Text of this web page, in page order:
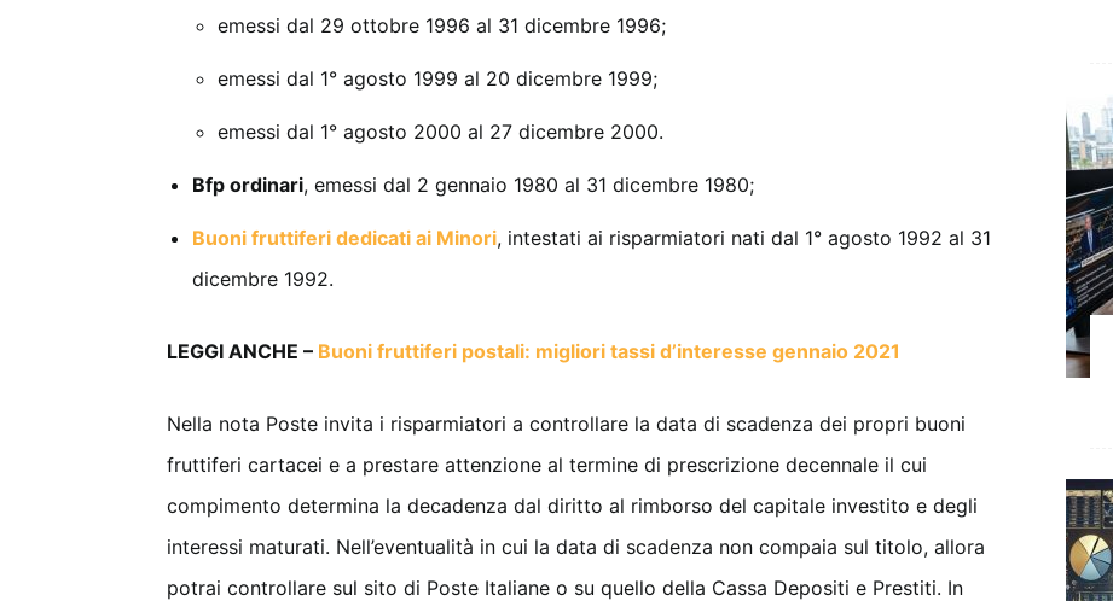
emessi dal 29 ottobre 1996 al 31 dicembre 1996;
emessi dal 1° agosto 1999 al 20 dicembre 1999;
emessi dal 1° agosto 2000 al 27 dicembre 2000.
Bfp ordinari, emessi dal 2 gennaio 1980 al 31 dicembre 1980;
Buoni fruttiferi dedicati ai Minori, intestati ai risparmiatori nati dal 1° agosto 1992 al 31
dicembre 1992.
LEGGI ANCHE – Buoni fruttiferi postali: migliori tassi d’interesse gennaio 2021
Nella nota Poste invita i risparmiatori a controllare la data di scadenza dei propri buoni
fruttiferi cartacei e a prestare attenzione al termine di prescrizione decennale il cui
compimento determina la decadenza dal diritto al rimborso del capitale investito e degli
interessi maturati. Nell’eventualità in cui la data di scadenza non compaia sul titolo, allora
potrai controllare sul sito di Poste Italiane o su quello della Cassa Depositi e Prestiti. In